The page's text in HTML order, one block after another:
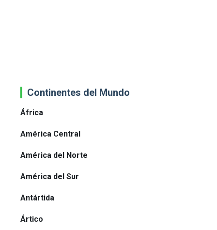
Continentes del Mundo
África
América Central
América del Norte
América del Sur
Antártida
Ártico